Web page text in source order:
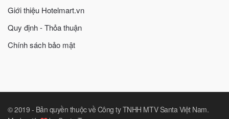
Giới thiệu Hotelmart.vn
Quy định - Thỏa thuận
Chính sách bảo mật
© 2019 - Bản quyền thuộc về Công ty TNHH MTV Santa Việt Nam.